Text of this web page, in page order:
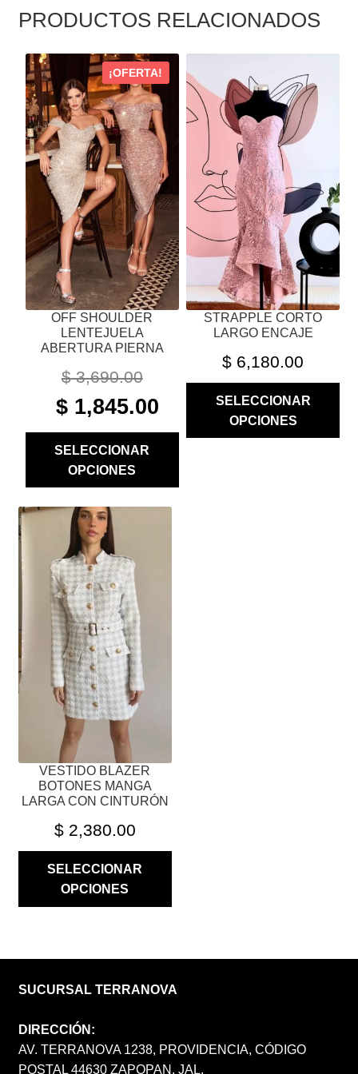
PRODUCTOS RELACIONADOS
OFF SHOULDER
LENTEJUELA
ABERTURA PIERNA
¡OFERTA!
$3,690.00
ORIGINAL
PRICE
$ 3,690.00.
$1,845.00CURRENT
SELECCIONAR
OPCIONES
ESTE
PRODUCTO
TIENE
MÚLTIPLES
VARIANTES.
LAS
OPCIONES
PUEDEN
ELEGIR
EN
LA
PÁGINA
PRODUCTO
STRAPPLE CORTO
LARGO ENCAJE
$ 6,180.00
SELECCIONAR
OPCIONES
PRODUCTO
TIENE
MÚLTIPLES
VARIANTES.
LAS
OPCIONES
SE
PUEDEN
ELEGIR
LA
PÁGINA
VESTIDO BLAZER
BOTONES MANGA
LARGA CON CINTURÓN
$2,380.00
SELECCIONAR
OPCIONES
ESTE
PRODUCTO
MÚLTIPLES
VARIANTES.
OPCIONES
SE
PUEDEN
ELEGIR
PÁGINA
PRODUCTO
SUCURSAL TERRANOVA
DIRECCIÓN:
AV. TERRANOVA 1238, PROVIDENCIA, CÓDIGO
POSTAL 44630 ZAPOPAN, JAL.